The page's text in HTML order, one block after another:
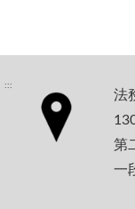
:::
法
第
一